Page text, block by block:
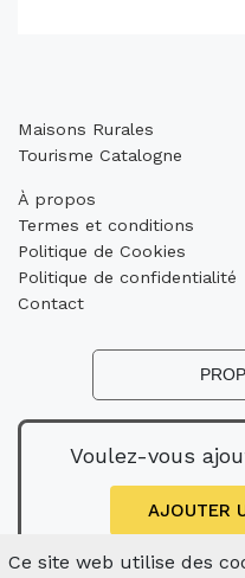
Maisons Rurales
Tourisme Catalogne
À propos
Termes et conditions
Politique de Cookies
Politique de confidentialité
Contact
Voulez-vous
AJOUTER
Ce site web utilise des